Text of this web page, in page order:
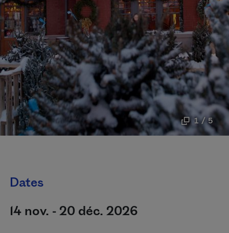
1 / 5
Dates
14 nov. - 20 déc. 2026